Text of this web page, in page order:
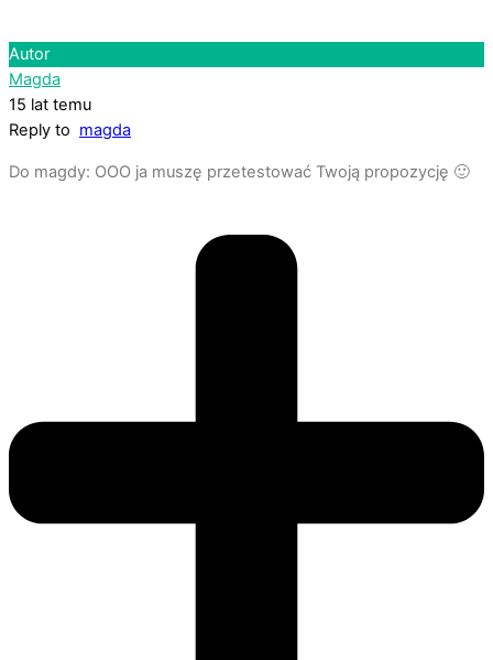
Autor
Magda
15 lat temu
Reply to magda
Do magdy: OOO ja muszę przetestować Twoją propozycję 🙂